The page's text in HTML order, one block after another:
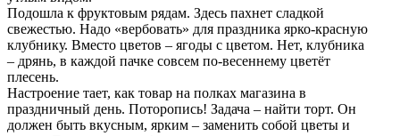
Подошла к фруктовым рядам. Здесь пахнет сладкой
свежестью. Надо «вербовать» для праздника ярко-красную
клубнику. Вместо цветов – ягоды с цветом. Нет, клубника
– дрянь, в каждой пачке совсем по-весеннему цветёт
плесень.
Настроение тает, как товар на полках магазина в
праздничный день. Поторопись! Задача – найти торт. Он
должен быть вкусным, ярким – заменить собой цветы и